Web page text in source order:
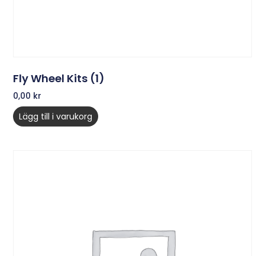
Fly Wheel Kits (1)
0,00 kr
Lägg till i varukorg